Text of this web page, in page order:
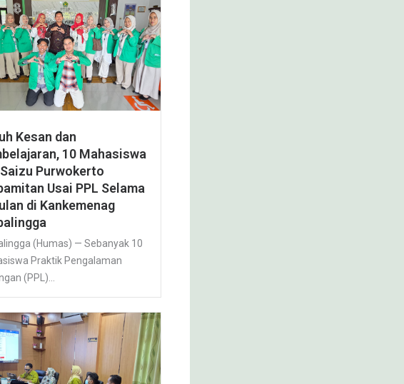
Kesan dan
10 Mahasiswa
Purwokerto
Usai PPL Selama
di Kankemenag
(Humas) — Sebanyak 10
Praktik Pengalaman
(PPL)...